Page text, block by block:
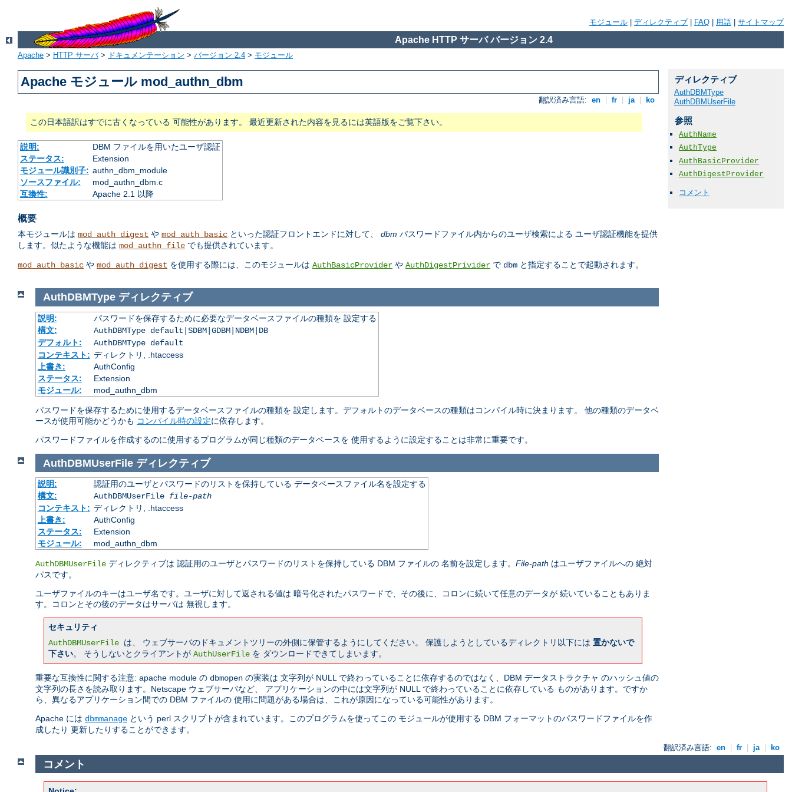
モジュール ディレクティブ FAQ 用語 サイトマップ
Apache HTTP サーバ バージョン 2.4
Apache > HTTP サーバ> ドキュメンテーション > バージョン 2.4 > モジュール
Apache モジュール mod_authn_dbm
翻訳済み言語: en fr ja ko
この日本語訳はすでに古くなっている 可能性があります。 最近更新された内容を見るには英語版をご覧下さい。
説明:
DBM ファイルを用いたユーザ認証
ステータス:
Extension
モジュール識別子: authn_dbm_module
ソースファイル:
mod_authn_dbm.c
互換性:
Apache 2.1 以降
概要
本モジュールは mod_auth_digest や mod_auth_basic といった認証フロントエンドに対して、 dbm パスワードファイル内からのユーザ検索による ユーザ認証機能を提供
します。似たような機能は mod_authn_file でも提供されています。
mod_auth_basic や mod_auth_digest を使用する際には、このモジュールは AuthBasicProvider や AuthDigestPrivider で dbm と指定することで起動されます。
ディレクティブ
AuthDBMType
AuthDBMUserFile
参照
AuthName
AuthType
AuthBasicProvider
AuthDigestProvider
コメント
AuthDBMType ディレクティブ
説明:
パスワードを保存するために必要なデータベースファイルの種類を 設定する
構文:
AuthDBMType default|SDBM|GDBM|NDBM|DB
デフォルト:
AuthDBMType default
コンテキスト: ディレクトリ, .htaccess
上書き:
AuthConfig
ステータス:
Extension
モジュール:
mod_authn_dbm
パスワードを保存するために使用するデータベースファイルの種類を 設定します。デフォルトのデータベースの種類はコンパイル時に決まります。 他の種類のデータベ
ースが使用可能かどうかも コンパイル時の設定に依存します。
パスワードファイルを作成するのに使用するプログラムが同じ種類のデータベースを 使用するように設定することは非常に重要です。
AuthDBMUserFile ディレクティブ
説明:
認証用のユーザとパスワードのリストを保持している データベースファイル名を設定する
構文:
AuthDBMUserFile file-path
コンテキスト: ディレクトリ, .htaccess
上書き:
AuthConfig
ステータス:
Extension
モジュール:
mod_authn_dbm
AuthDBMUserFile ディレクティブは 認証用のユーザとパスワードのリストを保持している DBM ファイルの 名前を設定します。 File-path はユーザファイルへの 絶対
パスです。
ユーザファイルのキーはユーザ名です。ユーザに対して返される値は 暗号化されたパスワードで、その後に、コロンに続いて任意のデータが 続いていることもありま
す。コロンとその後のデータはサーバは 無視します。
セキュリティ
AuthDBMUserFile は、 ウェブサーバのドキュメントツリーの外側に保管するようにしてください。 保護しようとしているディレクトリ以下には 置かないで
下さい。 そうしないとクライアントが AuthUserFile を ダウンロードできてしまいます。
重要な互換性に関する注意: apache module の dbmopen の実装は 文字列が NULL で終わっていることに依存するのではなく、DBM データストラクチャ のハッシュ値の
文字列の長さを読み取ります。Netscape ウェブサーバなど、 アプリケーションの中には文字列が NULL で終わっていることに依存している ものがあります。ですか
ら、異なるアプリケーション間での DBM ファイルの 使用に問題がある場合は、これが原因になっている可能性があります。
Apache には dbmmanage という perl スクリプトが含まれています。このプログラムを使ってこの モジュールが使用する DBM フォーマットのパスワードファイルを作
成したり 更新したりすることができます。
翻訳済み言語: en fr ja ko
コメント